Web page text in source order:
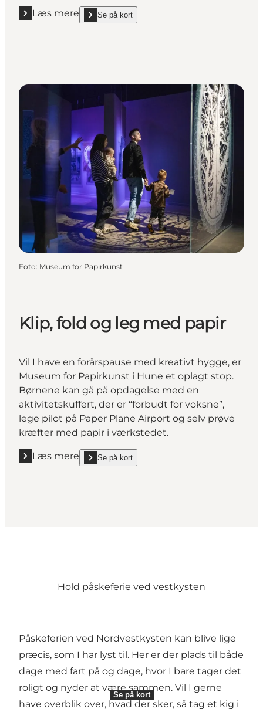
Læs mere
Læs mere "Hils på dyrene i Skallerup"
Se på kort
show Hils på dyrene i Skallerup on_map
Foto: Museum for Papirkunst
Klip, fold og leg med papir
Vil I have en forårspause med kreativt hygge, er
Museum for Papirkunst i Hune et oplagt stop.
Børnene kan gå på opdagelse med en
aktivitetskuffert, der er “forbudt for voksne”,
lege pilot på Paper Plane Airport og selv prøve
kræfter med papir i værkstedet.
Læs mere
Læs mere "Klip, fold og leg med papir"
Se på kort
show Klip, fold og leg med papir on_map
Se på kort
Hold påskeferie ved vestkysten
Påskeferien ved Nordvestkysten kan blive lige
præcis, som I har lyst til. Her er der plads til både
dage med fart på og dage, hvor I bare tager det
roligt og nyder at være sammen. Vil I gerne
have overblik over, hvad der sker, så tag et kig i